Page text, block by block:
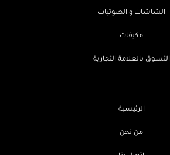
الشاشات و الصوتيات
مكيفات
التسوق بالعلامة التجارية
الرئيسية
من نحن